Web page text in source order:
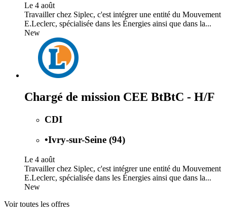
Le 4 août
Travailler chez Siplec, c'est intégrer une entité du Mouvement
E.Leclerc, spécialisée dans les Énergies ainsi que dans la...
New
Chargé de mission CEE BtBtC - H/F
CDI
•Ivry-sur-Seine (94)
Le 4 août
Travailler chez Siplec, c'est intégrer une entité du Mouvement
E.Leclerc, spécialisée dans les Énergies ainsi que dans la...
New
Voir toutes les offres